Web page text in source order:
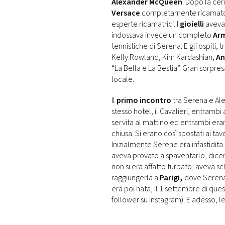
Versace completamente
esperte ricamatrici. I gioielli
indossava invece un completo
tennistiche di Serena. E gli ospiti,
Kelly Rowland, Kim Kardashian,
“La Bella e La Bestia”. Gran
locale.
Il primo incontro tra Serena e
stesso hotel, il Cavalieri,
servita al mattino ed entrambi
chiusa. Si erano così spostati ai
Inizialmente Serene era
aveva provato a spaventarlo,
non si era affatto turbato, aveva
raggiungerla a Parigi, dove
era poi nata, il 1 settembre di
follower su Instagram). E